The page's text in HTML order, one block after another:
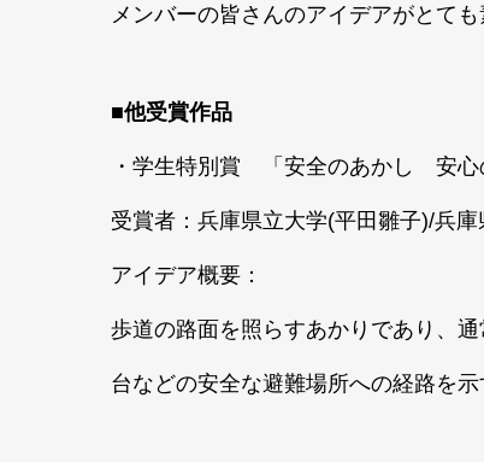
メンバーの皆さんのアイデアがとて
■他受賞作品
・学生特別賞 「安全のあかし 安心
受賞者：兵庫県立大学(平田雛子)/兵庫
アイデア概要：
歩道の路面を照らすあかりであり、
台などの安全な避難場所への経路を示